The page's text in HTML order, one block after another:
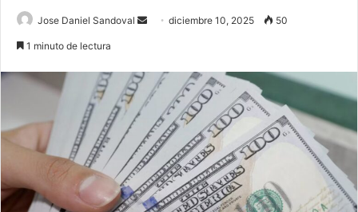
Jose Daniel Sandoval
Senddiciembre 10, 2025 50
1 minuto de lectura